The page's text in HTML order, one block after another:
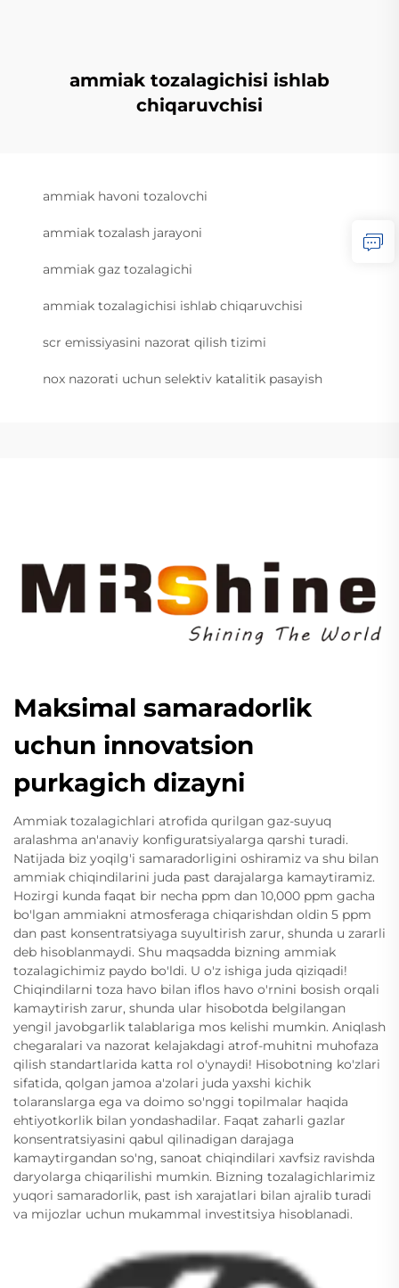
ammiak tozalagichisi ishlab
chiqaruvchisi
ammiak havoni tozalovchi
ammiak tozalash jarayoni
ammiak gaz tozalagichi
ammiak tozalagichisi ishlab chiqaruvchisi
scr emissiyasini nazorat qilish tizimi
nox nazorati uchun selektiv katalitik pasayish
Maksimal samaradorlik
uchun innovatsion
purkagich dizayni
Ammiak tozalagichlari atrofida qurilgan gaz-suyuq
aralashma an'anaviy konfiguratsiyalarga qarshi turadi.
Natijada biz yoqilg'i samaradorligini oshiramiz va shu bilan
ammiak chiqindilarini juda past darajalarga kamaytiramiz.
Hozirgi kunda faqat bir necha ppm dan 10,000 ppm gacha
bo'lgan ammiakni atmosferaga chiqarishdan oldin 5 ppm
dan past konsentratsiyaga suyultirish zarur, shunda u zararli
deb hisoblanmaydi. Shu maqsadda bizning ammiak
tozalagichimiz paydo bo'ldi. U o'z ishiga juda qiziqadi!
Chiqindilarni toza havo bilan iflos havo o'rnini bosish orqali
kamaytirish zarur, shunda ular hisobotda belgilangan
yengil javobgarlik talablariga mos kelishi mumkin. Aniqlash
chegaralari va nazorat kelajakdagi atrof-muhitni muhofaza
qilish standartlarida katta rol o'ynaydi! Hisobotning ko'zlari
sifatida, qolgan jamoa a'zolari juda yaxshi kichik
tolaranslarga ega va doimo so'nggi topilmalar haqida
ehtiyotkorlik bilan yondashadilar. Faqat zaharli gazlar
konsentratsiyasini qabul qilinadigan darajaga
kamaytirgandan so'ng, sanoat chiqindilari xavfsiz ravishda
daryolarga chiqarilishi mumkin. Bizning tozalagichlarimiz
yuqori samaradorlik, past ish xarajatlari bilan ajralib turadi
va mijozlar uchun mukammal investitsiya hisoblanadi.